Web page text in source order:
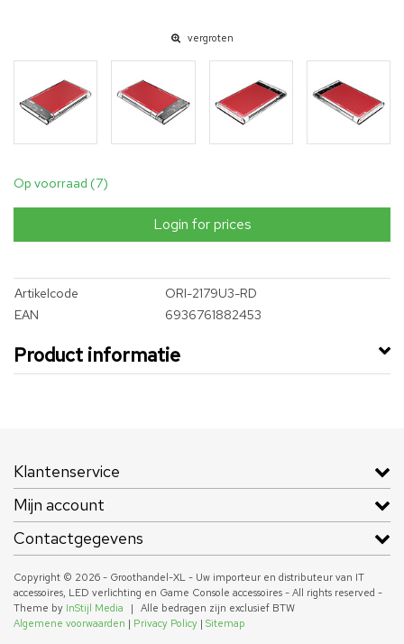
vergroten
Op voorraad (7)
Login for prices
Artikelcode
ORI-2179U3-RD
EAN
6936761882453
Product informatie
Klantenservice
Mijn account
Contactgegevens
Copyright © 2026 - Groothandel-XL - Uw importeur en distributeur van IT
accessoires, LED verlichting en Game Console accessoires - All rights reserved -
Theme by InStijl Media |
Alle bedragen zijn exclusief BTW
Algemene voorwaarden | Privacy Policy | Sitemap